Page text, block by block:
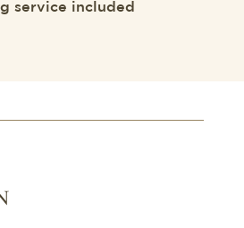
service included